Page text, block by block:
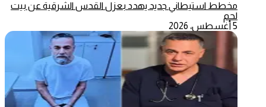
مخطط استيطاني جديد يهدد بعزل القدس الشرقية عن بيت
لحم
5 أغسطس، 2026